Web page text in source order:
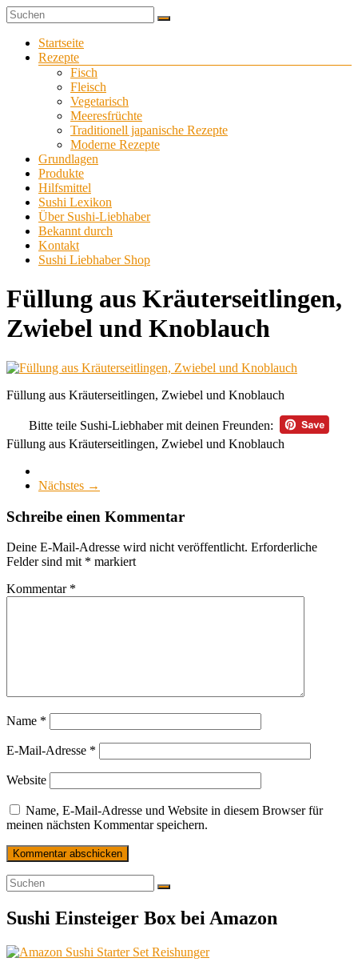
Zum
Inhalt
springen
Sushi-
Liebhaber
Sushi
selber
Menü
Startseite
Rezepte
Fisch
Fleisch
Vegetarisch
Meeresfrüchte
Traditionell japanische Rezepte
Moderne Rezepte
Grundlagen
Produkte
Hilfsmittel
Sushi Lexikon
Über Sushi-Liebhaber
Bekannt durch
Kontakt
Sushi Liebhaber Shop
Füllung aus Kräuterseitlingen,
Zwiebel und Knoblauch
Füllung aus Kräuterseitlingen, Zwiebel und Knoblauch
Bitte teile Sushi-Liebhaber mit deinen Freunden:
Füllung aus Kräuterseitlingen, Zwiebel und Knoblauch
Nächstes →
Schreibe einen Kommentar
Deine E-Mail-Adresse wird nicht veröffentlicht. Erforderliche
Felder sind mit * markiert
Kommentar *
Name *
E-Mail-Adresse *
Website
Name, E-Mail-Adresse und Website in diesem Browser für
meinen nächsten Kommentar speichern.
Sushi Einsteiger Box bei Amazon